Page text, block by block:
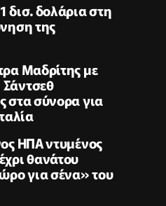
δολάρια στη
της
Μαδρίτης με
στα σύνορα για
ΗΠΑ ντυμένος
θανάτου
για σένα» του